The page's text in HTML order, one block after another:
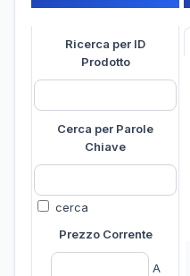
Ricerca per ID
Prodotto
Cerca per Parole
Chiave
cerca
Prezzo Corrente
A